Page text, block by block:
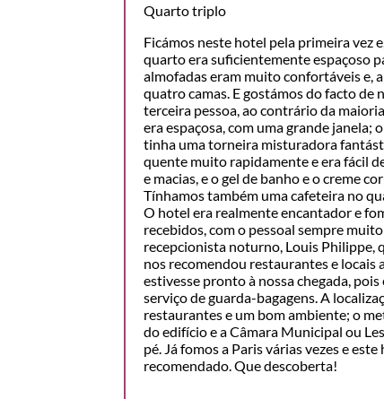
Quarto triplo
Ficámos neste hotel pela primeira vez
quarto era suficientemente espaçoso
almofadas eram muito confortáveis e,
quatro camas. E gostámos do facto de
terceira pessoa, ao contrário da
era espaçosa, com uma grande janela;
tinha uma torneira misturadora
quente muito rapidamente e era fácil
e macias, e o gel de banho e o creme
Tínhamos também uma cafeteira no
O hotel era realmente encantador e
recebidos, com o pessoal sempre
recepcionista noturno, Louis Philippe,
nos recomendou restaurantes e locais
estivesse pronto à nossa chegada,
serviço de guarda-bagagens. A
restaurantes e um bom ambiente; o
do edifício e a Câmara Municipal ou
pé. Já fomos a Paris várias vezes e
recomendado. Que descoberta!